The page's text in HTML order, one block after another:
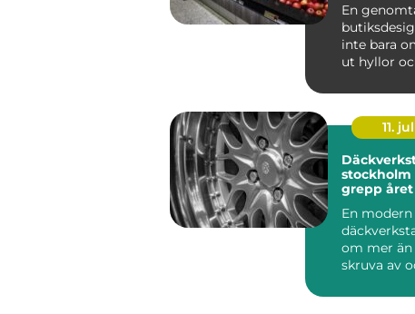
En
inte bara
ut hyllor
kun...
11. jul
stockholm tryggt
grepp
En modern
om mer än
skruva av
Stockholm